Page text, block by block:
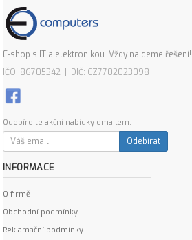
E-shop s IT a elektronikou. Vždy najdeme řešení!
IČO: 86705342 | DIČ: CZ7702023098
Odebírejte akční nabídky emailem:
Odebírat
INFORMACE
O firmě
Obchodní podmínky
Reklamační podmínky